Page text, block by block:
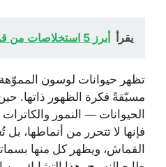
يقرأ أبرز 5 استخلاصات من قمة الناتو في أنقرة
تظهر حيوانات لوسون
مسبّقةً فكرة الظهور ذاتها.
الحيوانات — النمور
فإنها لا تتحرر من أنماطها، بل
القماش، ويظهر كل منها